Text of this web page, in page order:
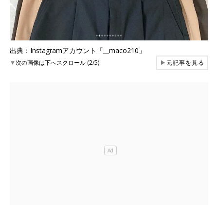
出典：Instagramアカウント「__maco210」
▼次の画像は下へスクロール (2/5) ▶元記事を見る